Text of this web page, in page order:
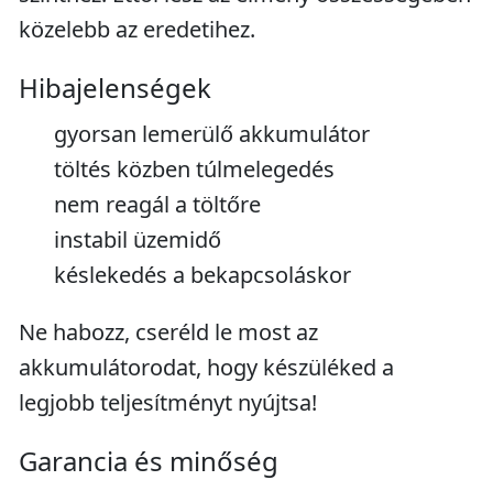
közelebb az eredetihez.
Hibajelenségek
gyorsan lemerülő akkumulátor
töltés közben túlmelegedés
nem reagál a töltőre
instabil üzemidő
késlekedés a bekapcsoláskor
Ne habozz, cseréld le most az
akkumulátorodat, hogy készüléked a
legjobb teljesítményt nyújtsa!
Garancia és minőség